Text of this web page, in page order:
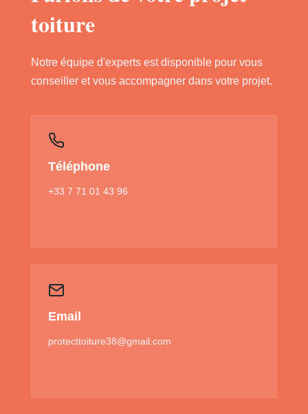
toiture
Notre équipe d'experts est disponible pour vous
conseiller et vous accompagner dans votre projet.
Téléphone
+33 7 71 01 43 96
Email
protecttoiture38@gmail.com